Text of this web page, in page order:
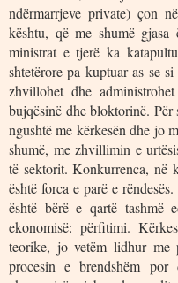
ndërmarrjeve private) çon
kështu, që me shumë gjasa
ministrat e tjerë ka
shtetërore pa kuptuar as se
zhvillohet dhe
bujqësinë dhe bloktorinë.
ngushtë me kërkesën dhe jo
shumë, me zhvillimin e
të sektorit. Konkurrenca, në
është forca e parë e
është bërë e qartë tashmë
ekonomisë: përfitimi.
teorike, jo vetëm lidhur me
procesin e brendshëm